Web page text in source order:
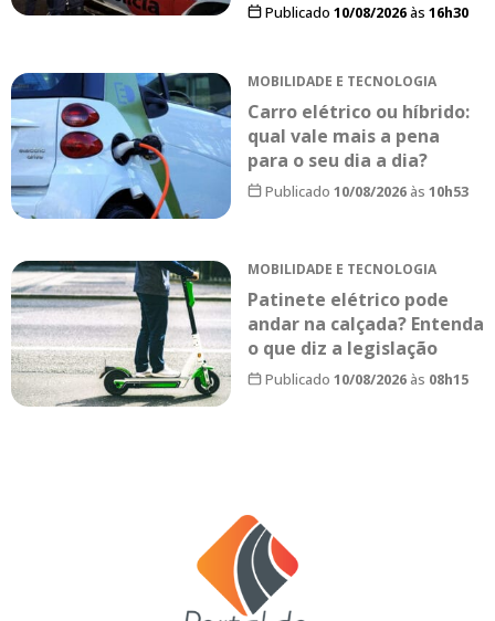
Publicado 10/08/2026às 16h30
MOBILIDADE E TECNOLOGIA
Carro elétrico ou híbrido:
qual vale mais a pena
para o seu dia a dia?
Publicado 10/08/2026às 10h53
MOBILIDADE E TECNOLOGIA
Patinete elétrico pode
andar na calçada? Entenda
o que diz a legislação
Publicado 10/08/2026às 08h15